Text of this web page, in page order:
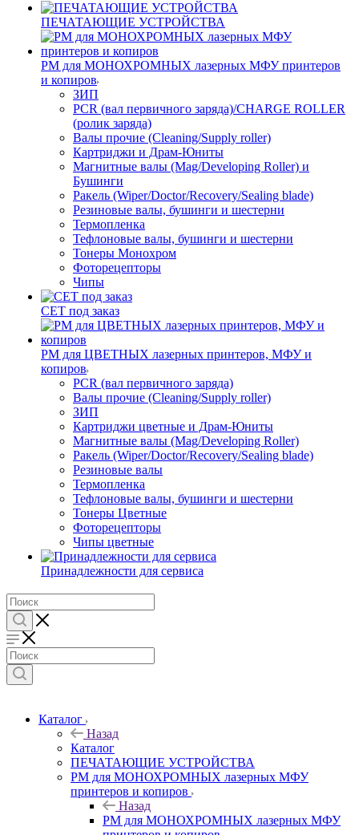
ПЕЧАТАЮЩИЕ УСТРОЙСТВА
РМ для МОНОХРОМНЫХ лазерных МФУ принтеров
и копиров
ЗИП
PCR (вал первичного заряда)/CHARGE ROLLER
(ролик заряда)
Валы прочие (Cleaning/Supply roller)
Картриджи и Драм-Юниты
Магнитные валы (Mag/Developing Roller) и
Бушинги
Ракель (Wiper/Doctor/Recovery/Sealing blade)
Резиновые валы, бушинги и шестерни
Термопленка
Тефлоновые валы, бушинги и шестерни
Тонеры Монохром
Фоторецепторы
Чипы
CET под заказ
РМ для ЦВЕТНЫХ лазерных принтеров, МФУ и
копиров
PCR (вал первичного заряда)
Валы прочие (Cleaning/Supply roller)
ЗИП
Картриджи цветные и Драм-Юниты
Магнитные валы (Mag/Developing Roller)
Ракель (Wiper/Doctor/Recovery/Sealing blade)
Резиновые валы
Термопленка
Тефлоновые валы, бушинги и шестерни
Тонеры Цветные
Фоторецепторы
Чипы цветные
Принадлежности для сервиса
Каталог
Назад
Каталог
ПЕЧАТАЮЩИЕ УСТРОЙСТВА
РМ для МОНОХРОМНЫХ лазерных МФУ
принтеров и копиров
Назад
РМ для МОНОХРОМНЫХ лазерных МФУ